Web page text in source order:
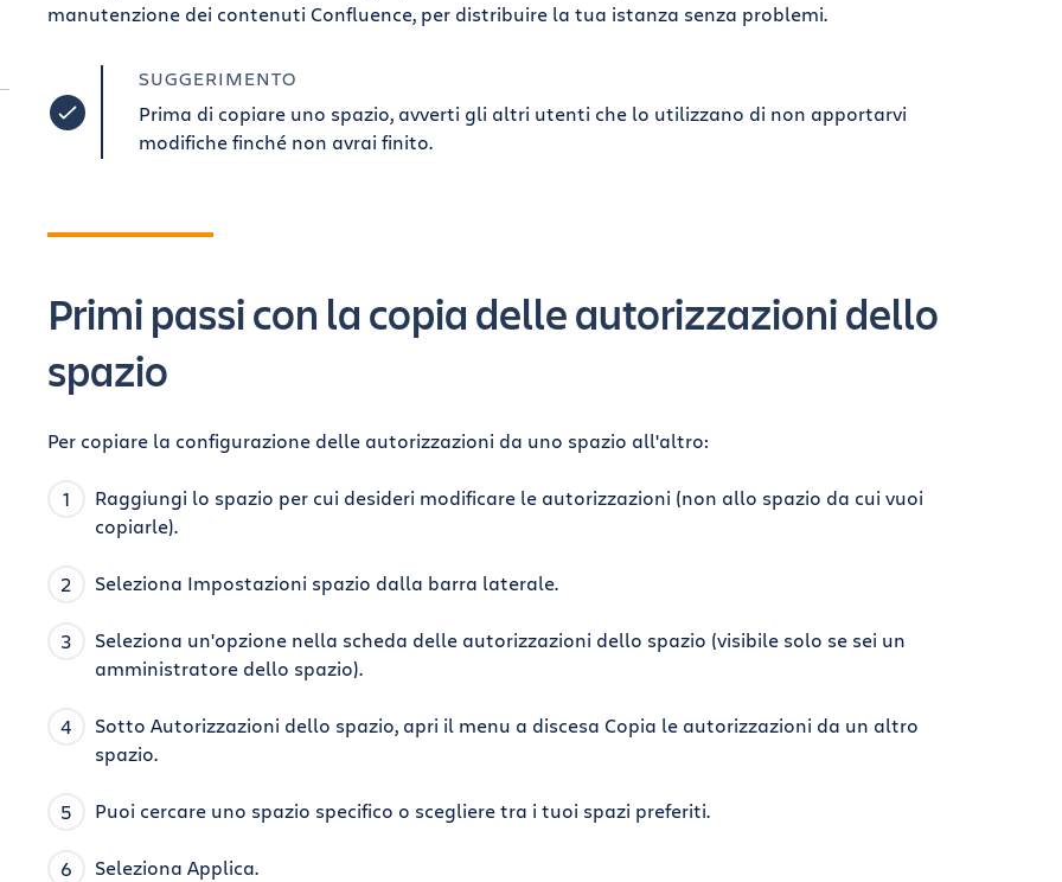
manutenzione dei contenuti Confluence, per distribuire la tua istanza senza problemi.
SUGGERIMENTO
Prima di copiare uno spazio, avverti gli altri utenti che lo utilizzano di non apportarvi
modifiche finché non avrai finito.
Primi passi con la copia delle autorizzazioni dello
spazio
Per copiare la configurazione delle autorizzazioni da uno spazio all'altro:
Raggiungi lo spazio per cui desideri modificare le autorizzazioni (non allo spazio da cui vuoi
copiarle).
Seleziona Impostazioni spazio dalla barra laterale.
Seleziona un'opzione nella scheda delle autorizzazioni dello spazio (visibile solo se sei un
amministratore dello spazio).
Sotto Autorizzazioni dello spazio, apri il menu a discesa Copia le autorizzazioni da un altro
spazio.
Puoi cercare uno spazio specifico o scegliere tra i tuoi spazi preferiti.
Seleziona Applica.